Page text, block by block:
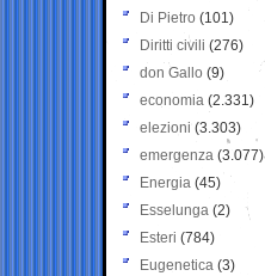
Di Pietro (101)
Diritti civili (276)
don Gallo (9)
economia (2.331)
elezioni (3.303)
emergenza (3.077)
Energia (45)
Esselunga (2)
Esteri (784)
Eugenetica (3)